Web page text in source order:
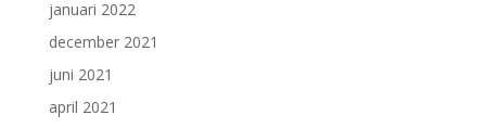
januari 2022
december 2021
juni 2021
april 2021